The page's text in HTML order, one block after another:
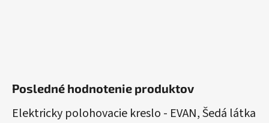
Posledné hodnotenie produktov
Elektricky polohovacie kreslo - EVAN, Šedá látka